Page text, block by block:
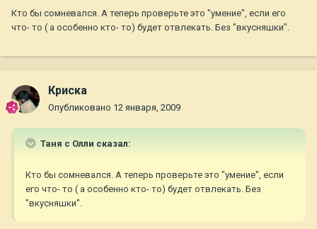
Кто бы сомневался. А теперь проверьте это "умение", если его
что- то ( а особенно кто- то) будет отвлекать. Без "вкусняшки".
Криска
Опубликовано 12 января, 2009
Таня с Олли сказал:
Кто бы сомневался. А теперь проверьте это "умение", если
его что- то ( а особенно кто- то) будет отвлекать. Без
"вкусняшки".